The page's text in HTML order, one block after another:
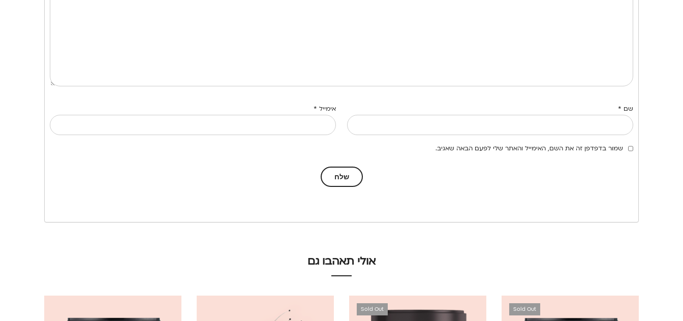
שם * אימייל *
שמור בדפדפן זה את השם, האימייל והאתר שלי לפעם הבאה שאגיב.
אולי תאהבו גם
Sold Out
Sold Out